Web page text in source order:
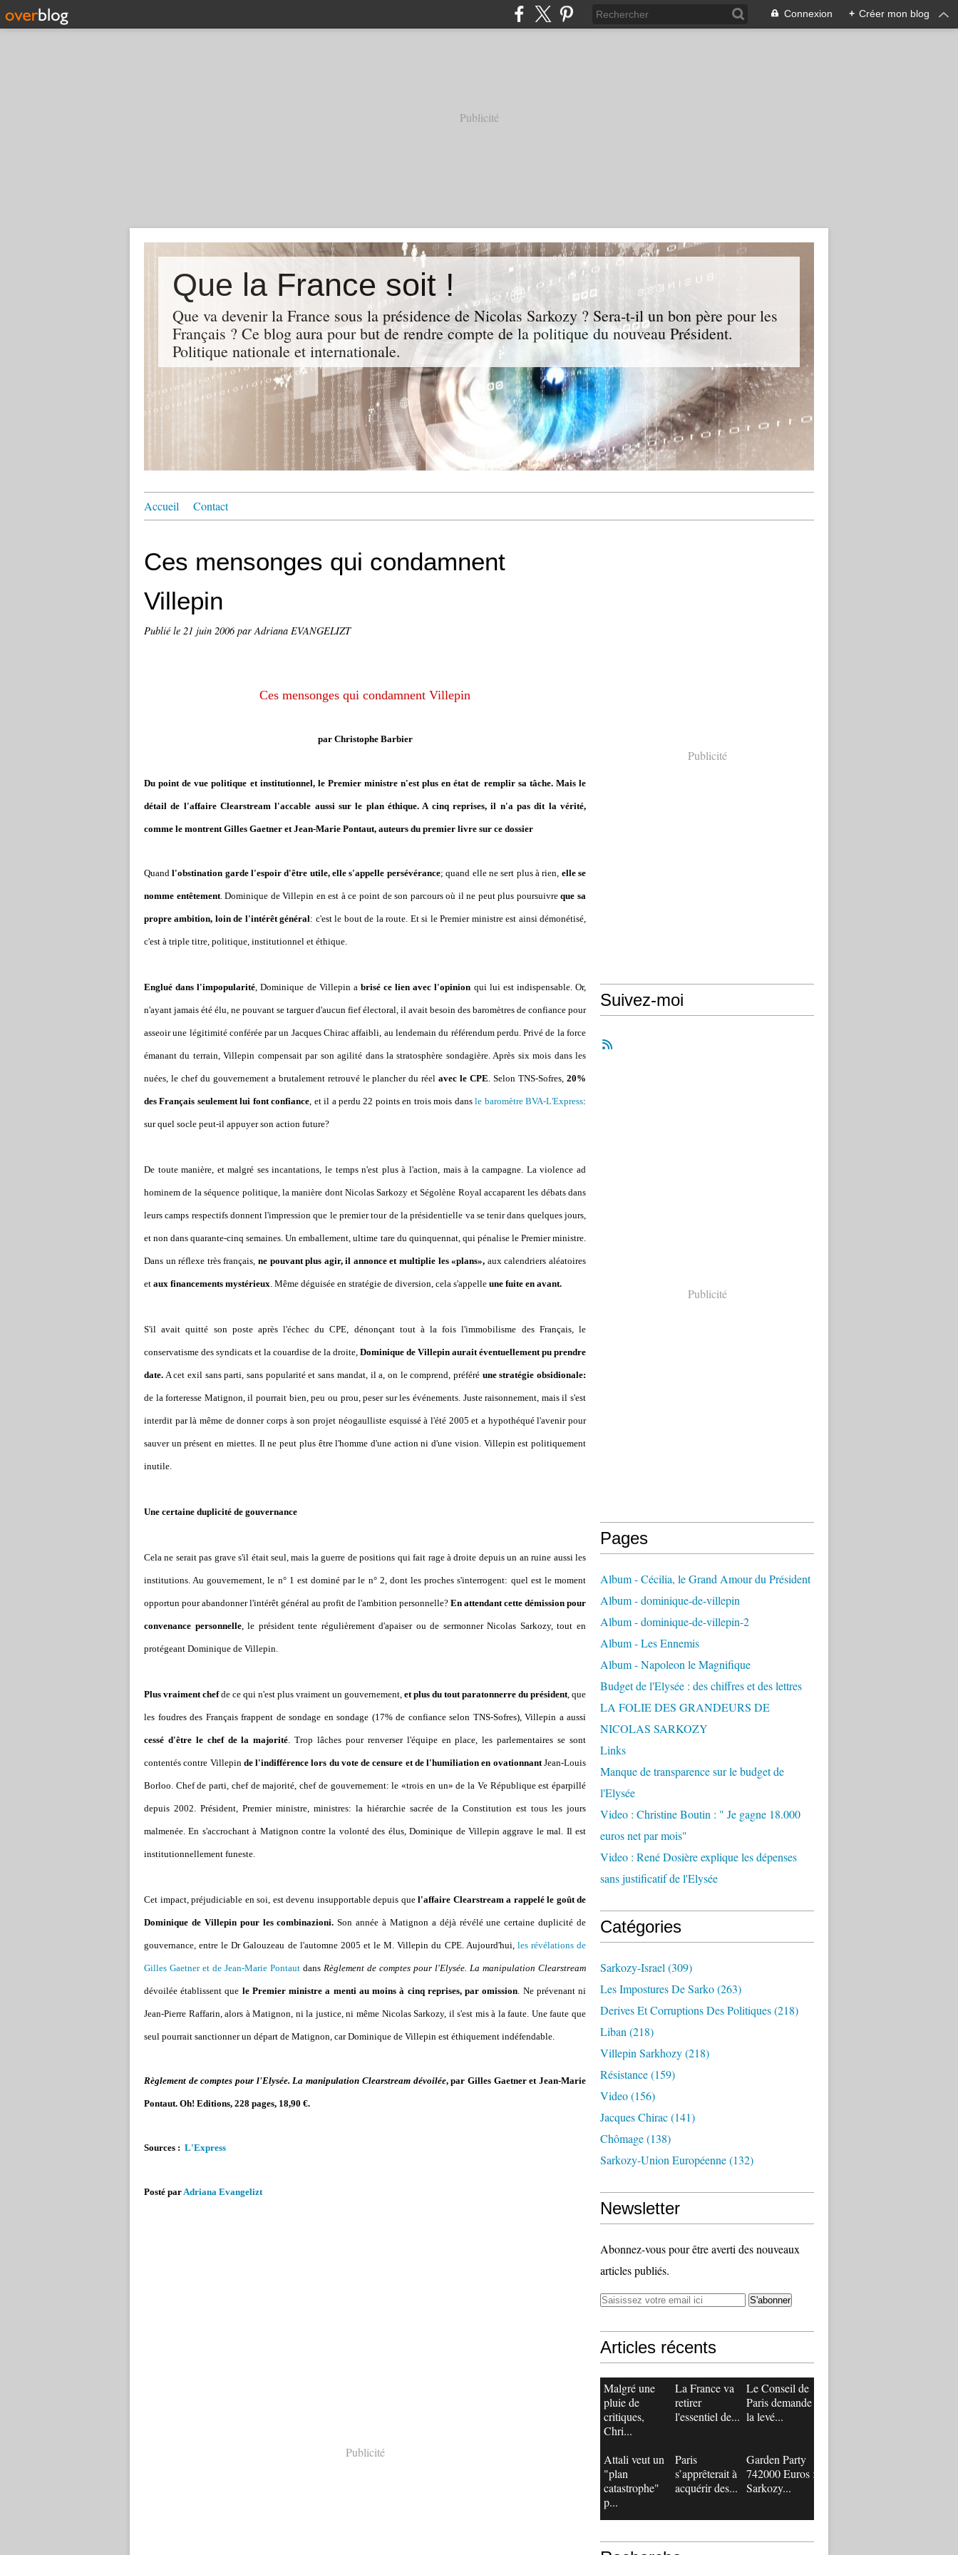
Connexion + Créer mon blog
Publicité
Que la France soit !
Que va devenir la France sous la présidence de Nicolas Sarkozy ? Sera-t-il un bon père pour les
Français ? Ce blog aura pour but de rendre compte de la politique du nouveau Président.
Politique nationale et internationale.
Accueil Contact
Ces mensonges qui condamnent
Villepin
Publié le 21 juin 2006par Adriana EVANGELIZT
Ces mensonges qui condamnent Villepin
par Christophe Barbier
Du point de vue politique et institutionnel, le Premier ministre n'est plus en état de remplir sa tâche. Mais le
détail de l'affaire Clearstream l'accable aussi sur le plan éthique. A cinq reprises, il n'a pas dit la vérité,
comme le montrent Gilles Gaetner et Jean-Marie Pontaut, auteurs du premier livre sur ce dossier
Quandl'obstination garde l'espoir d'être utile, elle s'appelle persévérance; quand elle ne sert plus à rien, elle se
nomme entêtement. Dominique de Villepin en est à ce point de son parcours où il ne peut plus poursuivreque sa
propre ambition, loin de l'intérêt général: c'est le bout de la route. Et si le Premier ministre est ainsi démonétisé,
c'est à triple titre, politique, institutionnel et éthique.
Englué dans l'impopularité, Dominique de Villepin a brisé ce lien avec l'opinion qui lui est indispensable. Or,
n'ayant jamais été élu, ne pouvant se targuer d'aucun fief électoral, il avait besoin des baromètres de confiance pour
asseoir une légitimité conférée par un Jacques Chirac affaibli, au lendemain du référendum perdu. Privé de la force
émanant du terrain, Villepin compensait par son agilité dans la stratosphère sondagière. Après six mois dans les
nuées, le chef du gouvernement a brutalement retrouvé le plancher du réelavec le CPE. Selon TNS-Sofres,20%
des Français seulement lui font confiance, et il a perdu 22 points en trois mois dansle baromètre BVA-L'Express:
sur quel socle peut-il appuyer son action future?
De toute manière, et malgré ses incantations, le temps n'est plus à l'action, mais à la campagne. La violence ad
hominem de la séquence politique, la manière dont Nicolas Sarkozy et Ségolène Royal accaparent les débats dans
leurs camps respectifs donnent l'impression que le premier tour de la présidentielle va se tenir dans quelques jours,
et non dans quarante-cinq semaines. Un emballement, ultime tare du quinquennat, qui pénalise le Premier ministre.
Dans un réflexe très français, ne pouvant plus agir, il annonce et multiplie les «plans», aux calendriers aléatoires
et aux financements mystérieux. Même déguisée en stratégie de diversion, cela s'appelle une fuite en avant.
S'il avait quitté son poste après l'échec du CPE, dénonçant tout à la fois l'immobilisme des Français, le
conservatisme des syndicats et la couardise de la droite, Dominique de Villepin aurait éventuellement pu prendre
date. A cet exil sans parti, sans popularité et sans mandat, il a, on le comprend, préféréune stratégie obsidionale:
de la forteresse Matignon, il pourrait bien, peu ou prou, peser sur les événements. Juste raisonnement, mais il s'est
interdit par là même de donner corps à son projet néogaulliste esquissé à l'été 2005 et a hypothéqué l'avenir pour
sauver un présent en miettes. Il ne peut plus être l'homme d'une action ni d'une vision. Villepin est politiquement
inutile.
Une certaine duplicité de gouvernance
Cela ne serait pas grave s'il était seul, mais la guerre de positions qui fait rage à droite depuis un an ruine aussi les
institutions. Au gouvernement, le n° 1 est dominé par le n° 2, dont les proches s'interrogent: quel est le moment
opportun pour abandonner l'intérêt général au profit de l'ambition personnelle? En attendant cette démission pour
convenance personnelle, le président tente régulièrement d'apaiser ou de sermonner Nicolas Sarkozy, tout en
protégeant Dominique de Villepin.
Plus vraiment chefde ce qui n'est plus vraiment un gouvernement, et plus du tout paratonnerre du président, que
les foudres des Français frappent de sondage en sondage (17% de confiance selon TNS-Sofres), Villepin a aussi
cessé d'être le chef de la majorité. Trop lâches pour renverser l'équipe en place, les parlementaires se sont
contentés contre Villepin de l'indifférence lors du vote de censure et de l'humiliation en ovationnantJean-Louis
Borloo. Chef de parti, chef de majorité, chef de gouvernement: le «trois en un» de la Ve République est éparpillé
depuis 2002. Président, Premier ministre, ministres: la hiérarchie sacrée de la Constitution est tous les jours
malmenée. En s'accrochant à Matignon contre la volonté des élus, Dominique de Villepin aggrave le mal. Il est
institutionnellement funeste.
Cet impact, préjudiciable en soi, est devenu insupportable depuis que l'affaire Clearstream a rappelé le goût de
Dominique de Villepin pour les combinazioni.Son année à Matignon a déjà révélé une certaine duplicité de
gouvernance, entre le Dr Galouzeau de l'automne 2005 et le M. Villepin du CPE. Aujourd'hui, les révélations de
Gilles Gaetner et de Jean-Marie Pontaut dans Règlement de comptes pour l'Elysée. La manipulation Clearstream
dévoilée établissent que le Premier ministre a menti au moins à cinq reprises, par omission. Ne prévenant ni
Jean-Pierre Raffarin, alors à Matignon, ni la justice, ni même Nicolas Sarkozy, il s'est mis à la faute. Une faute que
seul pourrait sanctionner un départ de Matignon, car Dominique de Villepin est éthiquement indéfendable.
Règlement de comptes pour l'Elysée. La manipulation Clearstream dévoilée, par Gilles Gaetner et Jean-Marie
Pontaut. Oh! Editions, 228 pages, 18,90 €.
Sources : L'Express
Posté parAdriana Evangelizt
Publicité
Publicité
Suivez-moi
Publicité
Pages
Album - Cécilia, le Grand Amour du Président
Album - dominique-de-villepin
Album - dominique-de-villepin-2
Album - Les Ennemis
Album - Napoleon le Magnifique
Budget de l'Elysée : des chiffres et des lettres
LA FOLIE DES GRANDEURS DE
NICOLAS SARKOZY
Links
Manque de transparence sur le budget de
l'Elysée
Video : Christine Boutin : " Je gagne 18.000
euros net par mois"
Video : René Dosière explique les dépenses
sans justificatif de l'Elysée
Catégories
Sarkozy-Israel (309)
Les Impostures De Sarko(263)
Derives Et Corruptions Des Politiques(218)
Liban (218)
Villepin Sarkhozy(218)
Résistance(159)
Video(156)
Jacques Chirac(141)
Chômage(138)
Sarkozy-Union Européenne(132)
Newsletter
Abonnez-vous pour être averti des nouveaux
articles publiés.
Articles récents
Malgré une
pluie de
critiques,
Chri...
La France va
retirer
l'essentiel de...
Le Conseil de
Paris demande
la levé...
Attali veut un
"plan
catastrophe"
p...
Paris
s’apprêterait à
acquérir des...
Garden Party
742000 Euros :
Sarkozy...